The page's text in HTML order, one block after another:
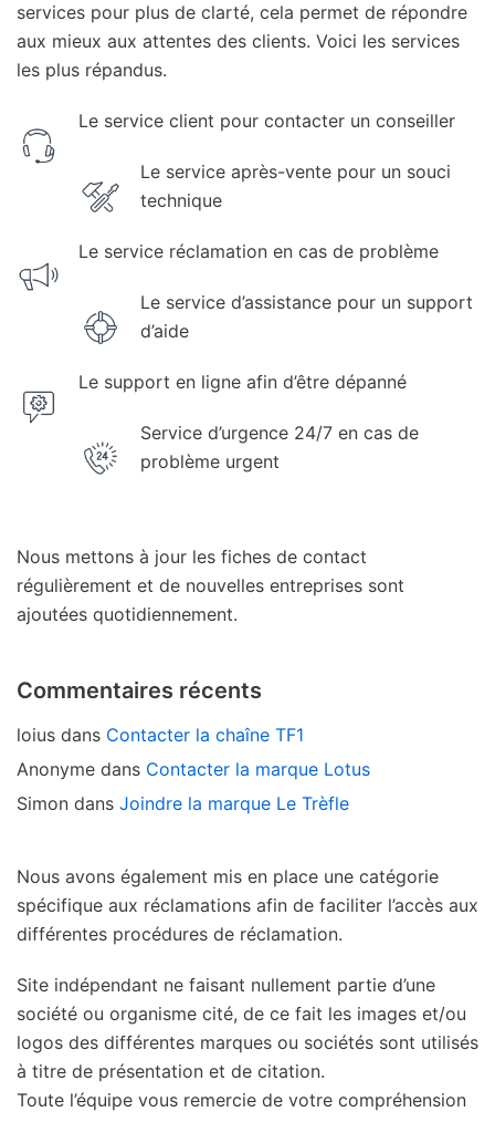
services pour plus de clarté, cela permet de répondre
aux mieux aux attentes des clients. Voici les services
les plus répandus.
Le service client pour contacter un conseiller
Le service après-vente pour un souci
technique
Le service réclamation en cas de problème
Le service d’assistance pour un support
d’aide
Le support en ligne afin d’être dépanné
Service d’urgence 24/7 en cas de
problème urgent
Nous mettons à jour les fiches de contact
régulièrement et de nouvelles entreprises sont
ajoutées quotidiennement.
Commentaires récents
loius dans Contacter la chaîne TF1
Anonyme dans Contacter la marque Lotus
Simon dans Joindre la marque Le Trèfle
Nous avons également mis en place une catégorie
spécifique aux réclamations afin de faciliter l’accès aux
différentes procédures de réclamation.
Site indépendant ne faisant nullement partie d’une
société ou organisme cité, de ce fait les images et/ou
logos des différentes marques ou sociétés sont utilisés
à titre de présentation et de citation.
Toute l’équipe vous remercie de votre compréhension